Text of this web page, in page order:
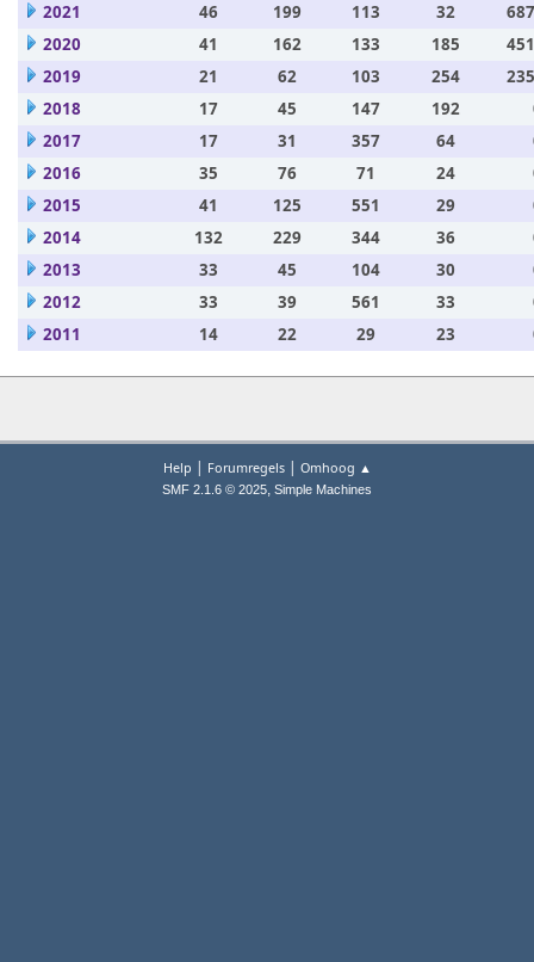
2021
46 199 113 32
2020
41 162 133 185
2019
21 62 103 254
2018
17 45 147 192
2017
17 31 357 64
2016
35 76 71 24
2015
41 125 551 29
2014
132 229 344 36
2013
33 45 104 30
2012
33 39 561 33
2011
14 22 29 23
Help | Forumregels| Omhoog ▲
SMF 2.1.6 © 2025, Simple Machines